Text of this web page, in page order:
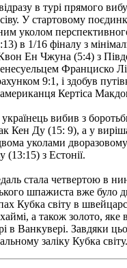
в турі прямого
У стартовому
уколом
в 1/16 фіналу з
Ен Чжуна (5:4) з
Франциско
9:1, і здобув
Кертіса
вибив з
Кен Ду (15: 9), а у
уколами
(13:15) з Естонії.
стала четвертою в
шпажиста вже було
Кубка світу в
а також золото, яке
в Ванкувері. Завдяки
заліку Кубка світу.